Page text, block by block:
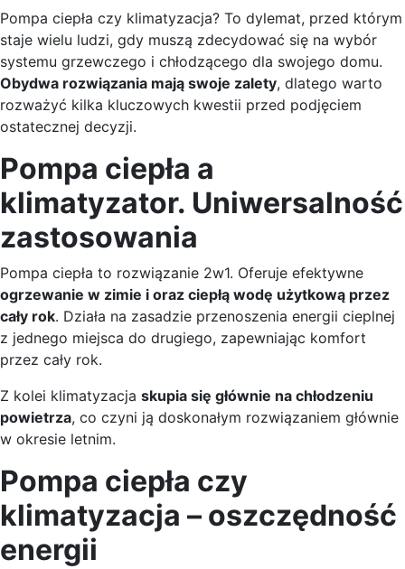
Pompa ciepła czy klimatyzacja? To dylemat, przed którym
staje wielu ludzi, gdy muszą zdecydować się na wybór
systemu grzewczego i chłodzącego dla swojego domu.
Obydwa rozwiązania mają swoje zalety, dlatego warto
rozważyć kilka kluczowych kwestii przed podjęciem
ostatecznej decyzji.
Pompa ciepła a
klimatyzator. Uniwersalność
zastosowania
Pompa ciepła to rozwiązanie 2w1. Oferuje efektywne
ogrzewanie w zimie i oraz ciepłą wodę użytkową przez
cały rok. Działa na zasadzie przenoszenia energii cieplnej
z jednego miejsca do drugiego, zapewniając komfort
przez cały rok.
Z kolei klimatyzacja skupia się głównie na chłodzeniu
powietrza, co czyni ją doskonałym rozwiązaniem głównie
w okresie letnim.
Pompa ciepła czy
klimatyzacja – oszczędność
energii